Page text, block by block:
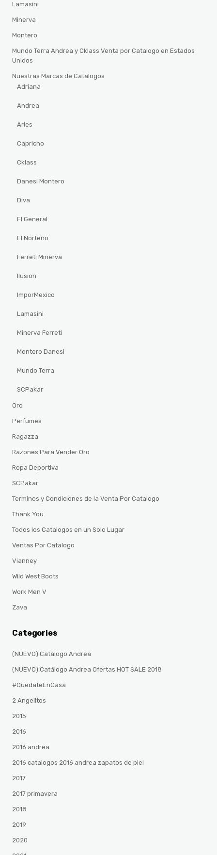
Lamasini
Minerva
Montero
Mundo Terra Andrea y Cklass Venta por Catalogo en Estados
Unidos
Nuestras Marcas de Catalogos
Adriana
Andrea
Arles
Capricho
Cklass
Danesi Montero
Diva
El General
El Norteño
Ferreti Minerva
Ilusion
ImporMexico
Lamasini
Minerva Ferreti
Montero Danesi
Mundo Terra
SCPakar
Oro
Perfumes
Ragazza
Razones Para Vender Oro
Ropa Deportiva
SCPakar
Terminos y Condiciones de la Venta Por Catalogo
Thank You
Todos los Catalogos en un Solo Lugar
Ventas Por Catalogo
Vianney
Wild West Boots
Work Men V
Zava
Categories
(NUEVO) Catálogo Andrea
(NUEVO) Catálogo Andrea Ofertas HOT SALE 2018
#QuedateEnCasa
2 Angelitos
2015
2016
2016 andrea
2016 catalogos 2016 andrea zapatos de piel
2017
2017 primavera
2018
2019
2020